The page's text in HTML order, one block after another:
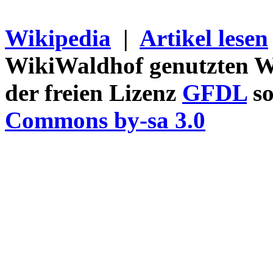
Wikipedia | Artikel lesen
WikiWaldhof genutzten
der freien Lizenz GFDL
Commons by-sa 3.0